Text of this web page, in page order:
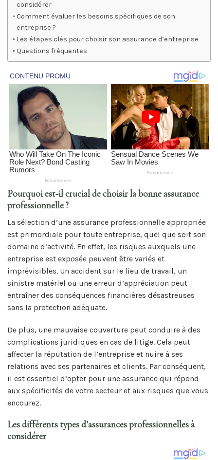
considérer
Comment évaluer les besoins spécifiques de son
entreprise ?
Les étapes clés pour choisir son assurance d’entreprise
Questions fréquentes
Pourquoi est-il crucial de choisir la bonne assurance
professionnelle ?
La sélection d’une assurance professionnelle appropriée
est primordiale pour toute entreprise, quel que soit son
domaine d’activité. En effet, les risques auxquels une
entreprise est exposée peuvent être variés et
imprévisibles. Un accident sur le lieu de travail, un
sinistre matériel ou une erreur d’appréciation peut
entraîner des conséquences financières désastreuses
sans la protection adéquate.
De plus, une mauvaise couverture peut conduire à des
complications juridiques en cas de litige. Cela peut
affecter la réputation de l’entreprise et nuire à ses
relations avec ses partenaires et clients. Par conséquent,
il est essentiel d’opter pour une assurance qui répond
aux spécificités de votre secteur et aux risques que vous
encourez.
Les différents types d’assurances professionnelles à
considérer